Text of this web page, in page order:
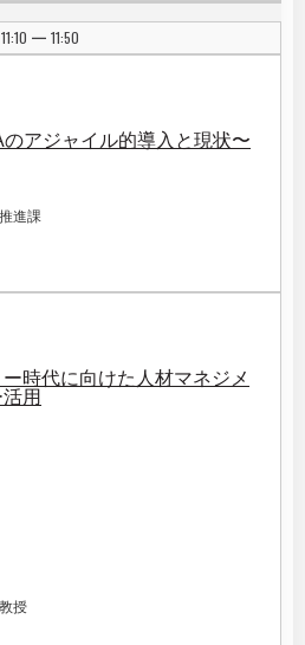
11:10 | 11:50
アジャイル的導入と現状〜
進課
時代に向けた人材マネジメ
用
授